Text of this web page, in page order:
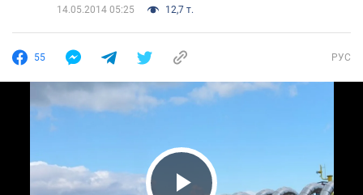
14.05.2014 05:25
12,7 т.
55 РУС